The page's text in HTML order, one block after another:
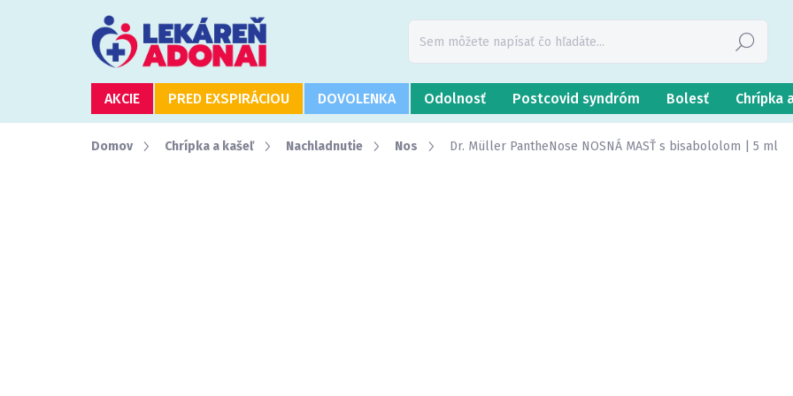
Hľadať
AKCIE PRED EXSPIRÁCIOU DOVOLENKA Odolnosť Postcovid syndróm Bolesť Chrípka
Domov Chrípka a kašeľ Nachladnutie Nos Dr. Müller PantheNose NOSNÁ MASŤ s bisabololom | 5 ml